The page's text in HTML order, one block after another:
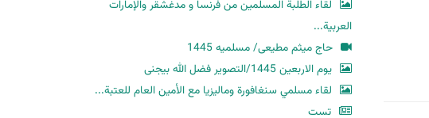
ة
ا
ل
لقاء الطلبة المسلمين من فرنسا و مدغشقر والإمارات
العربية...
حاج میثم مطیعی/ مسلمیه 1445
یوم الاربعین 1445/التصویر فضل الله بیجنی
لقاء مسلمي سنغافورة وماليزيا مع الأمين العام للعتبة...
تست